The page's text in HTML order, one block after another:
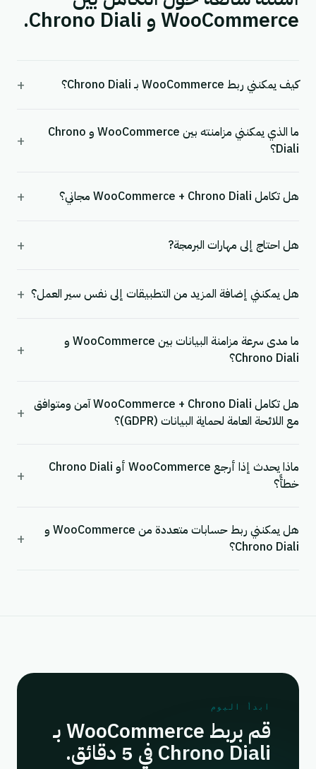
WooCommerce و Chrono Diali.
كيف يمكنني ربط WooCommerce بـ Chrono Diali؟ +
ما الذي يمكنني مزامنته بين WooCommerce و Chrono
Diali؟
+
هل تكامل WooCommerce + Chrono Diali مجاني؟ +
هل احتاج إلى مهارات البرمجة? +
هل يمكنني إضافة المزيد من التطبيقات إلى نفس سير العمل؟ +
ما مدى سرعة مزامنة البيانات بين WooCommerce و
Chrono Diali؟
+
هل تكامل WooCommerce + Chrono Diali آمن ومتوافق
مع اللائحة العامة لحماية البيانات (GDPR)؟
+
ماذا يحدث إذا أرجع WooCommerce أو Chrono Diali
خطأً؟
+
هل يمكنني ربط حسابات متعددة من WooCommerce و
Chrono Diali؟
+
ابدأ اليوم
قم بربط WooCommerce بـ
Chrono Diali في 5 دقائق.